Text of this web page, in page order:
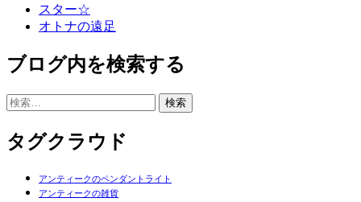
スター☆
オトナの遠足
ブログ内を検索する
検
タグクラウド
アンティークのペンダントライト
アンティークの雑貨